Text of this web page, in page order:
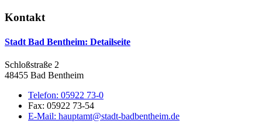
Kontakt
Stadt Bad Bentheim: Detailseite
Schloßstraße 2
48455 Bad Bentheim
Telefon: 05922 73-0
Fax: 05922 73-54
E-Mail: hauptamt@stadt-badbentheim.de